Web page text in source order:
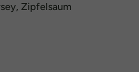
Zipfelsaum